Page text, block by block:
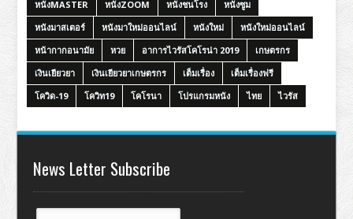
หนังMASTER
หนังZOOM หนังชนโรง
หนังซูม
หนังมาสเตอร์
หนังมาใหม่ออนไลน์ หนังใหม่
หนังใหม่ออนไลน์
หน้ากากอนามัย
หวย อาการไวรัสโคโรน่า 2019
เกษตรกร
เงินเยียวยา
เงินเยียวยาเกษตรกร เต็มเรื่อง
เต็มเรื่องฟรี
โควิด-19
โควิท19 โคโรนา โปรแกรมหนัง ไทย ไวรัส
News Letter Subscribe